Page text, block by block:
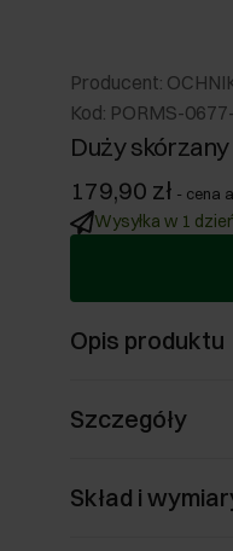
Producent:
Kod: PORMS-
Duży
179,90 zł - cena
Wysyłka w 1
Opis produktu
Szczegóły
Skład i